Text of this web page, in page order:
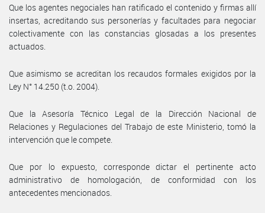
Que los agentes negociales han ratificado el contenido y firmas allí
insertas, acreditando sus personerías y facultades para negociar
colectivamente con las constancias glosadas a los presentes
actuados.
Que asimismo se acreditan los recaudos formales exigidos por la
Ley N° 14.250 (t.o. 2004).
Que la Asesoría Técnico Legal de la Dirección Nacional de
Relaciones y Regulaciones del Trabajo de este Ministerio, tomó la
intervención que le compete.
Que por lo expuesto, corresponde dictar el pertinente acto
administrativo de homologación, de conformidad con los
antecedentes mencionados.